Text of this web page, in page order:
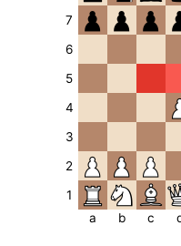
7
6
5
4
3
2
1
a
b c